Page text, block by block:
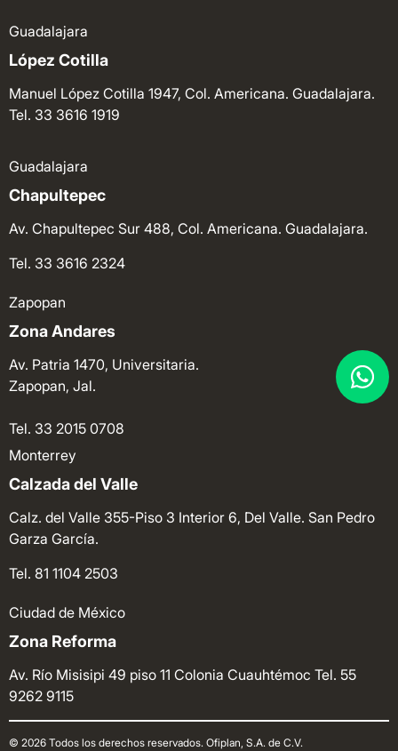
Guadalajara
López Cotilla
Manuel López Cotilla 1947, Col. Americana. Guadalajara.
Tel. 33 3616 1919
Guadalajara
Chapultepec
Av. Chapultepec Sur 488, Col. Americana. Guadalajara.
Tel. 33 3616 2324
Zapopan
Zona Andares
Av. Patria 1470, Universitaria.
Zapopan, Jal.
Tel. 33 2015 0708
Monterrey
Calzada del Valle
Calz. del Valle 355-Piso 3 Interior 6, Del Valle. San Pedro
Garza García.
Tel. 81 1104 2503
Ciudad de México
Zona Reforma
Av. Río Misisipi 49 piso 11 Colonia Cuauhtémoc Tel. 55
9262 9115
© 2026 Todos los derechos reservados. Ofiplan, S.A. de C.V.